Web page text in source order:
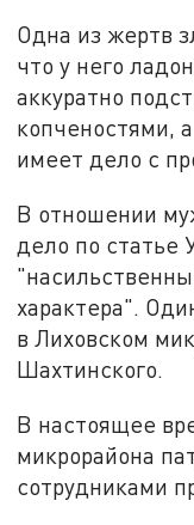
Одна из жертв
что у него
аккуратно
копченостями,
имеет дело с
В отношении
дело по статье
характера".
в Лиховском
Шахтинского.
В настоящее
микрорайона
сотрудниками